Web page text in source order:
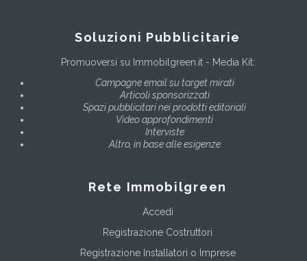
Soluzioni Pubblicitarie
Promuoversi su Immobilgreen.it - Media Kit:
Campagne email su target mirati
Articoli sponsorizzati
Spazi pubblicitari nei prodotti editoriali
Video approfondimenti
Interviste
Altro, in base alle esigenze
Rete Immobilgreen
Accedi
Registrazione Costruttori
Registrazione Installatori o Imprese